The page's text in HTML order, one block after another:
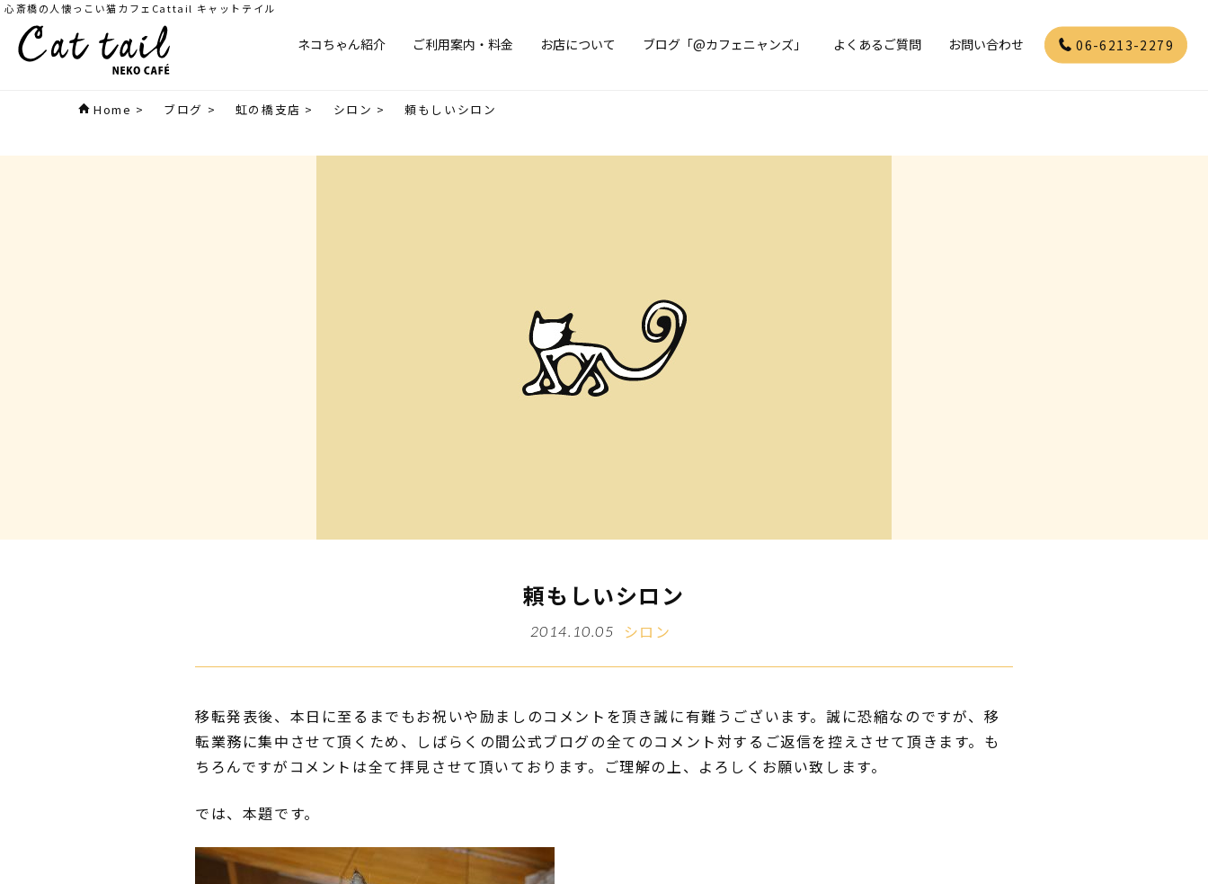
心斎橋の人懐っこい猫カフェCattail キャットテイル
ネコちゃん紹介 ご利用案内・料金 お店について ブログ「@カフェニャンズ」 よくあるご質問 お問い合わせ 06-6213-2279
Home > ブログ > 虹の橋支店 > シロン > 頼もしいシロン
頼もしいシロン
2014.10.05 シロン
移転発表後、本日に至るまでもお祝いや励ましのコメントを頂き誠に有難うございます。誠に恐縮なのですが、移
転業務に集中させて頂くため、しばらくの間公式ブログの全てのコメント対するご返信を控えさせて頂きます。も
ちろんですがコメントは全て拝見させて頂いております。ご理解の上、よろしくお願い致します。
では、本題です。